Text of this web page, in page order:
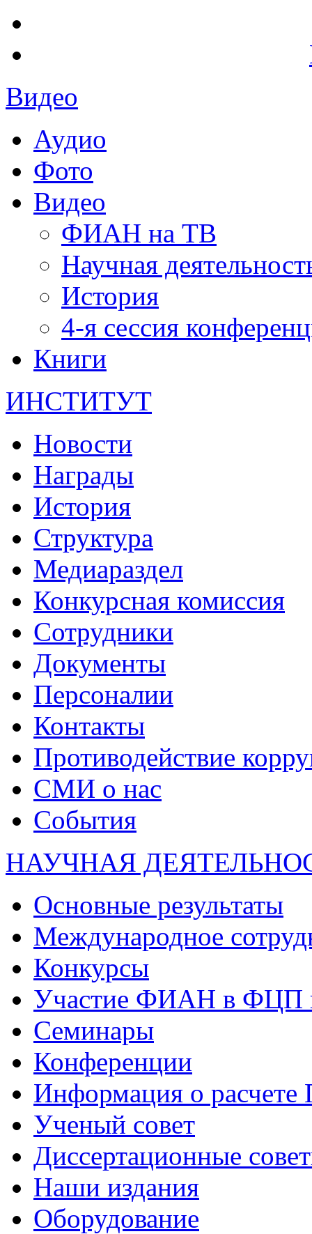
Видео
Аудио
Фото
Видео
ФИАН на ТВ
Научная
История
4-я сессия
Книги
ИНСТИТУТ
Новости
Награды
История
Структура
Медиараздел
Конкурсная комиссия
Сотрудники
Документы
Персоналии
Контакты
Противодействие
СМИ о нас
События
НАУЧНАЯ
Основные результаты
Международное
Конкурсы
Участие ФИАН в ФЦП
Семинары
Конференции
Информация о
Ученый совет
Диссертационные
Наши издания
Оборудование